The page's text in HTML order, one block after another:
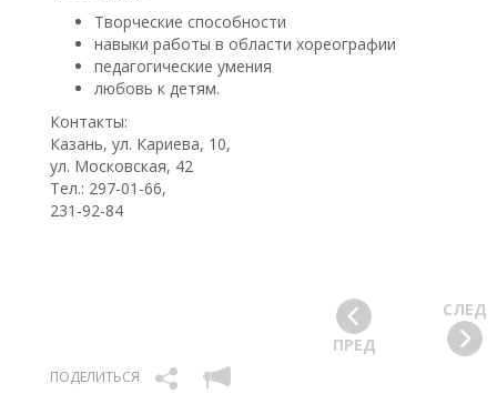
Творческие способности
навыки работы в области хореографии
педагогические умения
любовь к детям.
Контакты:
Казань, ул. Кариева, 10,
ул. Московская, 42
Тел.: 297-01-66,
231-92-84
ПОДЕЛИТЬСЯ
ПРЕД
СЛЕД